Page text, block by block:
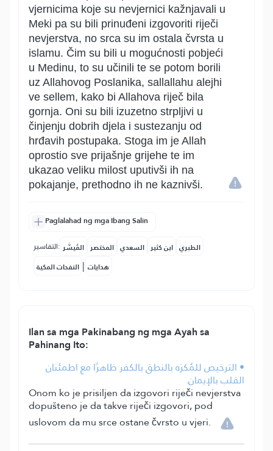
vjernicima koje su nevjernici kažnjavali u
Meki pa su bili prinuđeni izgovoriti riječi
nevjerstva, no srca su im ostala čvrsta u
islamu. Čim su bili u mogućnosti pobjeći
u Medinu, to su učinili te se potom borili
uz Allahovog Poslanika, sallallahu alejhi
ve sellem, kako bi Allahova riječ bila
gornja. Oni su bili izuzetno strpljivi u
činjenju dobrih djela i sustezanju od
hrđavih postupaka. Stoga im je Allah
oprostio sve prijašnje grijehe te im
ukazao veliku milost uputivši ih na
pokajanje, prethodno ih ne kaznivši.
Paglalahad ng mga Ibang Salin
التفاسير: المُيسَّر المختصر السعدي ابن كثير الطبري
النفحات المكية | هدايات
Ilan sa mga Pakinabang ng mga Ayah sa
Pahinang Ito:
• الترخيص للمُكرَه بالنطق بالكفر ظاهرًا مع اطمئنان
القلب بالإيمان.
Onom ko je prisiljen da izgovori riječi nevjerstva
dopušteno je da takve riječi izgovori, pod
uslovom da mu srce ostane čvrsto u vjeri.